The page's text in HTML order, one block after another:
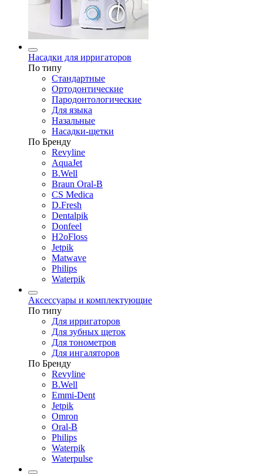
Насадки для ирригаторов
По типу
Стандартные
Ортодонтические
Пародонтологические
Для языка
Назальные
Насадки-щетки
По Бренду
Revyline
AquaJet
B.Well
Braun Oral-B
CS Medica
D.Fresh
Dentalpik
Donfeel
H2oFloss
Jetpik
Matwave
Philips
Waterpik
Аксессуары и комплектующие
По типу
Для ирригаторов
Для зубных щеток
Для тонометров
Для ингаляторов
По Бренду
Revyline
B.Well
Emmi-Dent
Jetpik
Omron
Oral-B
Philips
Waterpik
Waterpulse